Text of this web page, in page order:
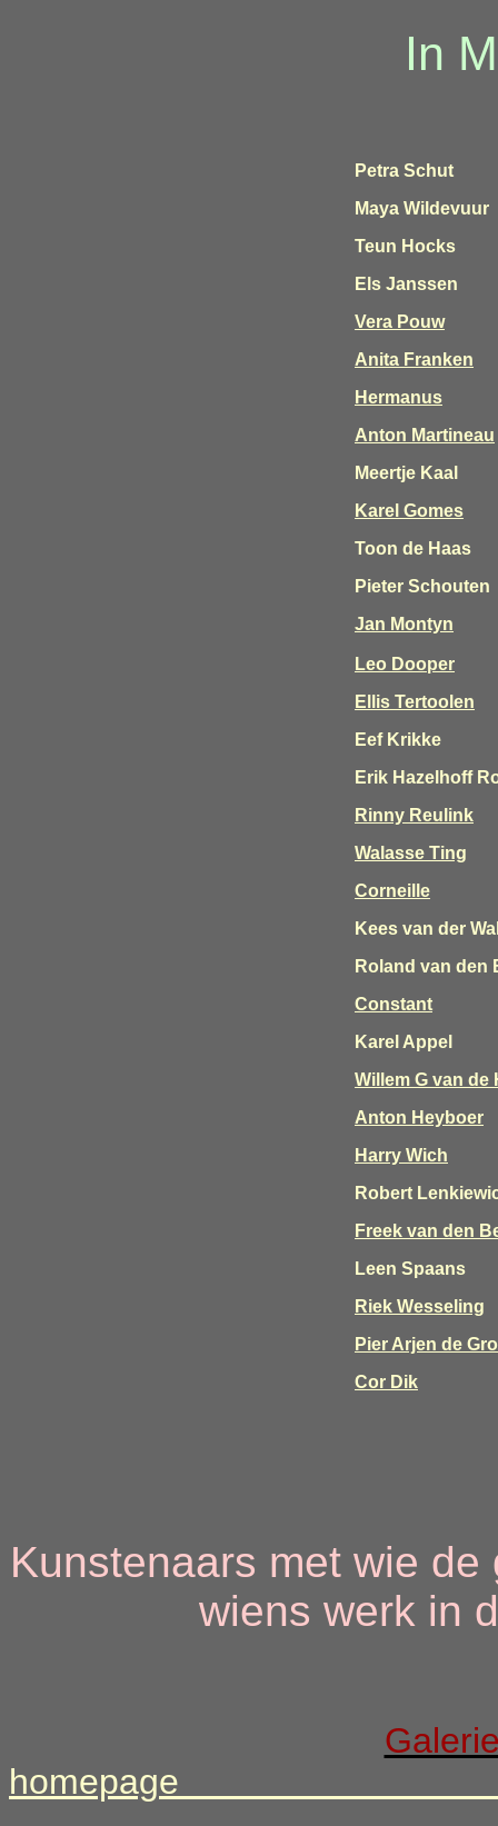
In
Petra Schut
Maya Wildevuur
Teun Hocks
Els Janssen
Vera Pouw
Anita Franken
Hermanus
Anton Martineau
Meertje Kaal
Karel Gomes
Toon de Haas
Pieter Schouten
Jan Montyn
Leo Dooper
Ellis Tertoolen
Eef Krikke
Erik Hazelhoff
Rinny Reulink
Walasse Ting
Corneille
Kees van der
Roland van den
Constant
Karel Appel
Willem G van de
Anton Heyboer
Harry Wich
Robert
Freek van den
Leen Spaans
Riek Wesseling
Pier Arjen de
Cor Dik
Kunstenaars met wie
wiens werk in